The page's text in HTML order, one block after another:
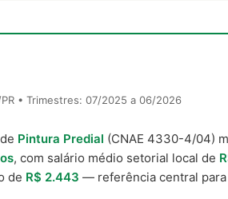
• Trimestres: 07/2025 a 06/2026
Pintura Predial (CNAE 4330-4/04)
, com salário médio setorial local de
de R$ 2.443 — referência central